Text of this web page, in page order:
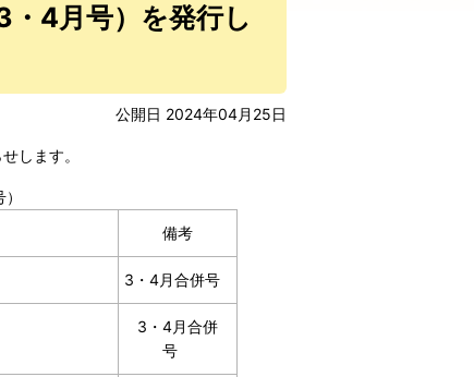
4月号）を発行し
公開日 2024年04月25日
します。
備考
3・4月合併号
3・4月合併
号